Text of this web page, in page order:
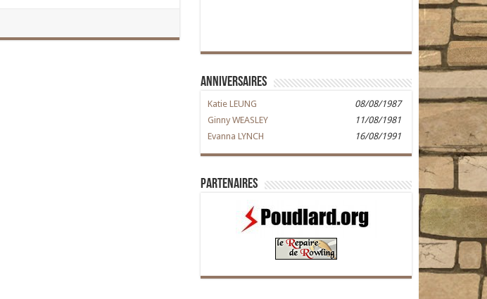
Anniversaires
Katie LEUNG
08/08/1987
Ginny WEASLEY
11/08/1981
Evanna LYNCH
16/08/1991
Partenaires